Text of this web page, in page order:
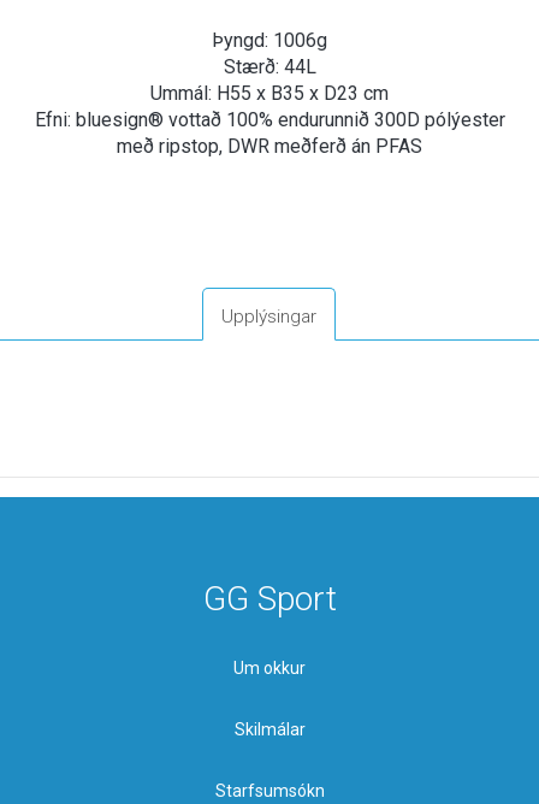
Þyngd: 1006g
Stærð: 44L
Ummál: H55 x B35 x D23 cm
Efni: bluesign® vottað 100% endurunnið 300D pólýester
með ripstop, DWR meðferð án PFAS
Upplýsingar
GG Sport
Um okkur
Skilmálar
Starfsumsókn